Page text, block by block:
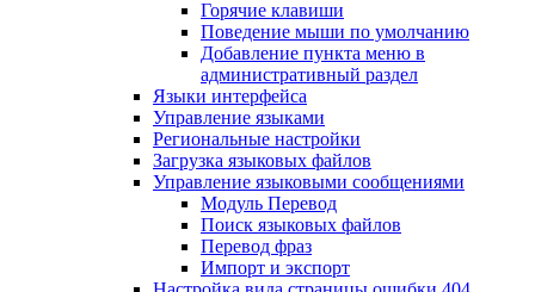
Горячие клавиши
Поведение мыши по умолчанию
Добавление пункта меню в
административный раздел
Языки интерфейса
Управление языками
Региональные настройки
Загрузка языковых файлов
Управление языковыми сообщениями
Mодуль Перевод
Поиск языковых файлов
Перевод фраз
Импорт и экспорт